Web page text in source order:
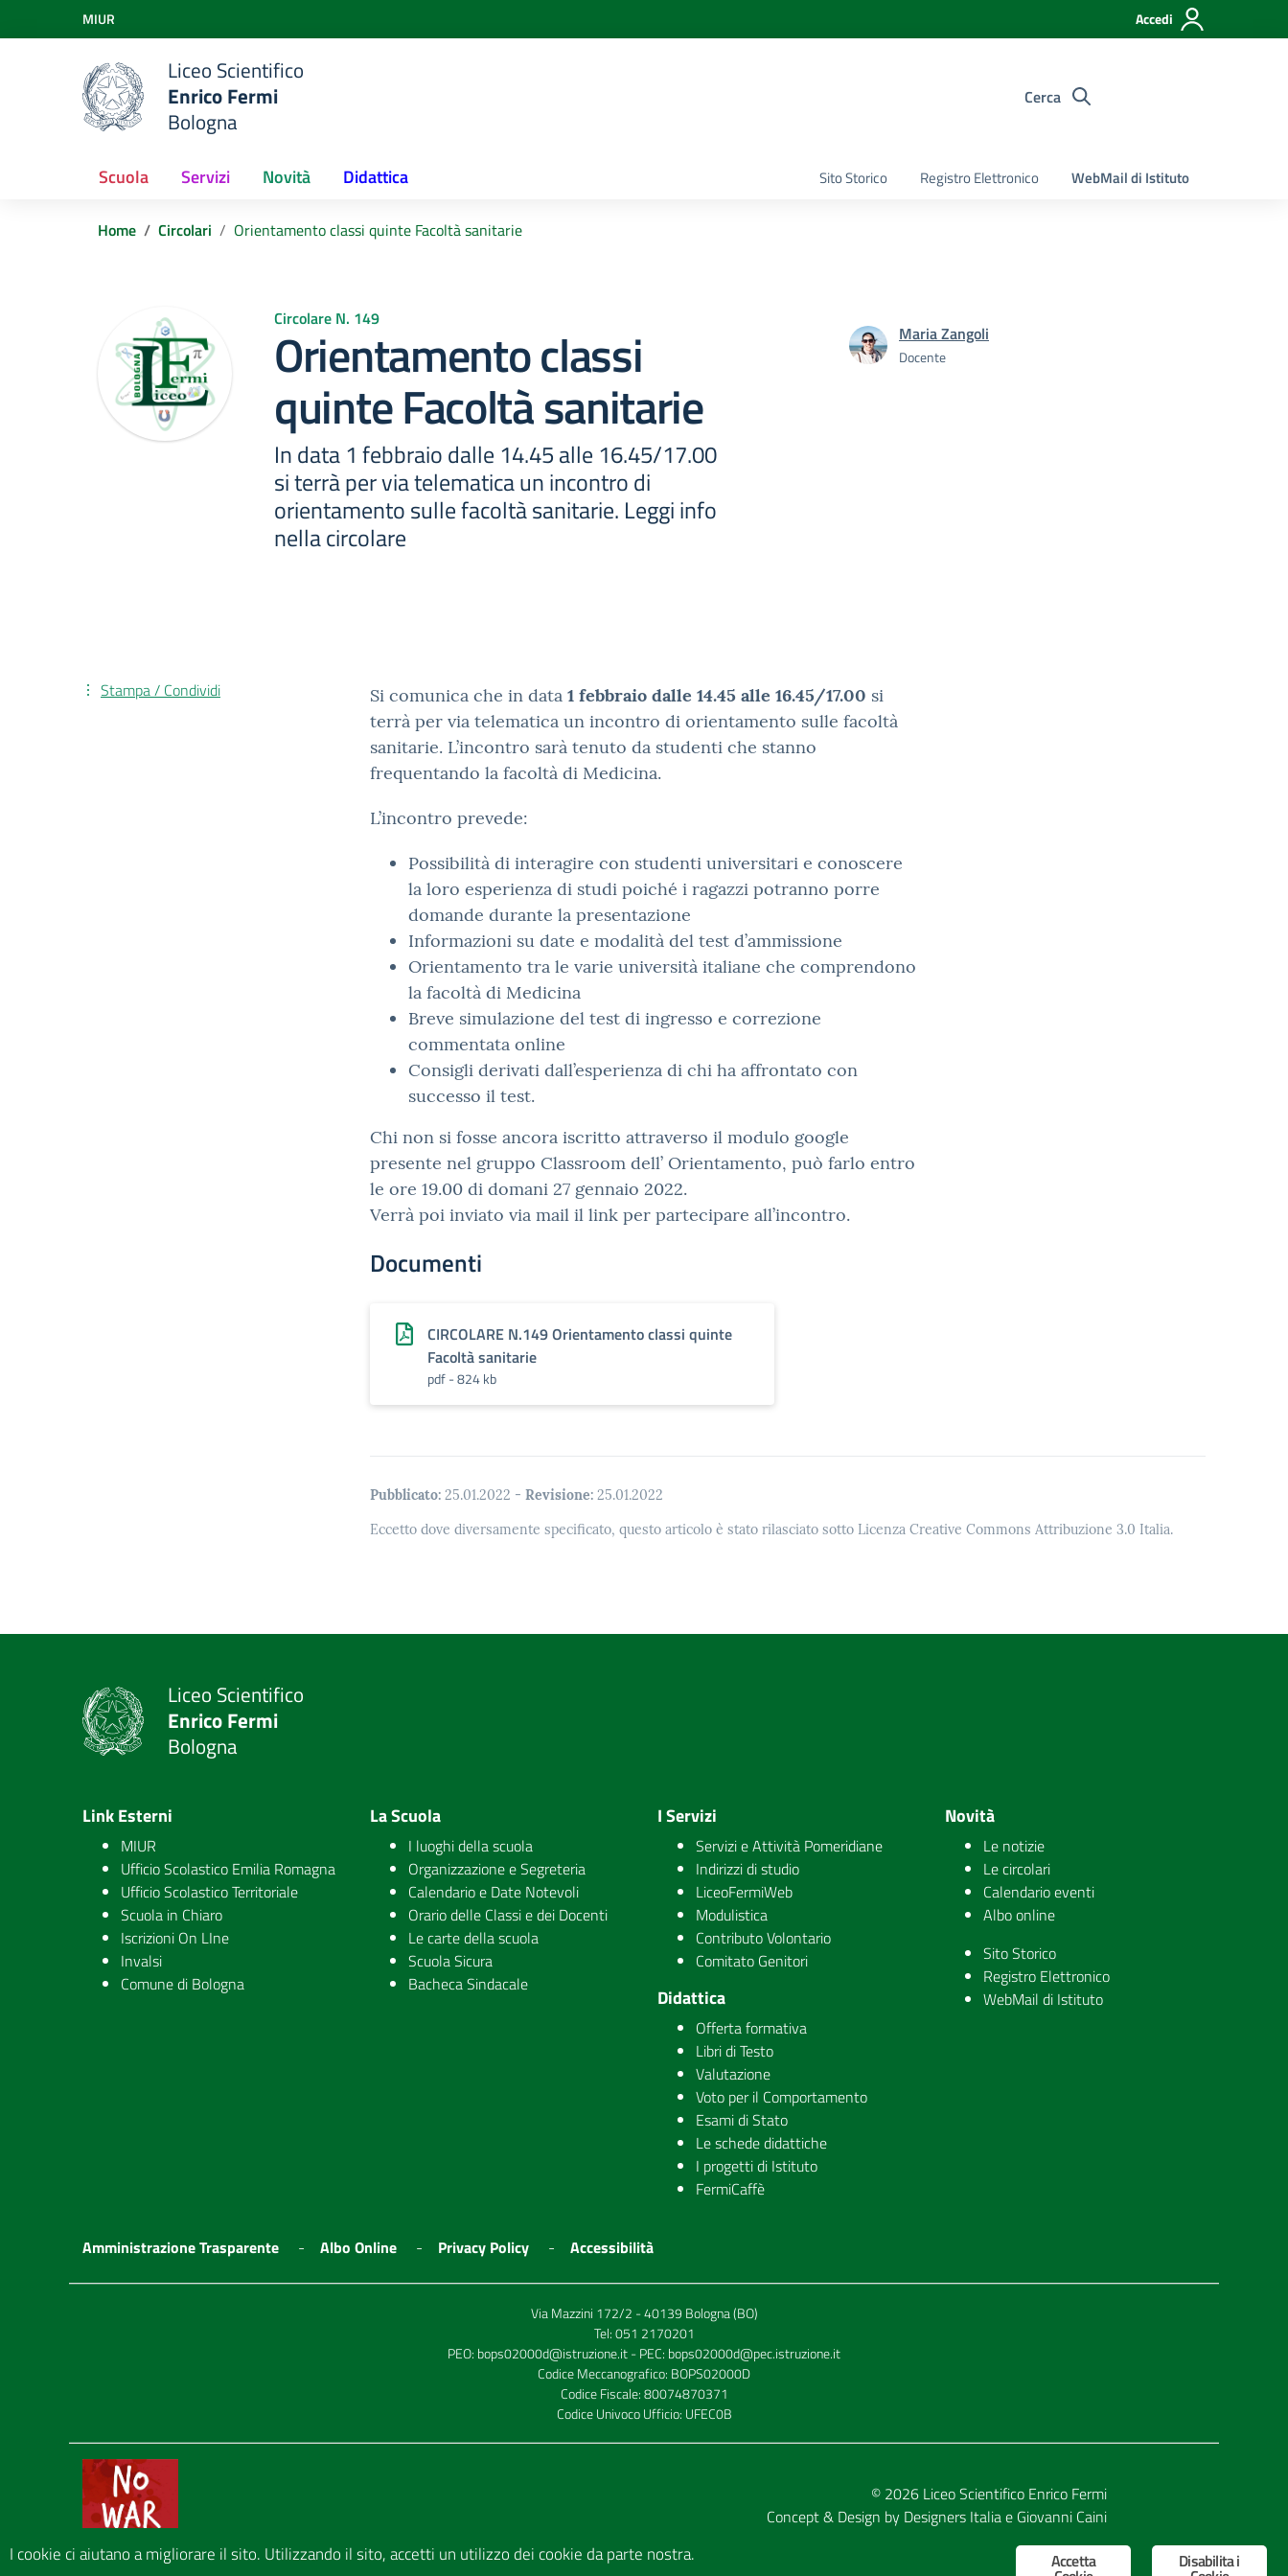
Vai ai contenuti
Vai al menu di navigazione
Vai al footer
MIUR Accedi
Liceo Scientifico
Enrico Fermi
Bologna
Cerca
Sito Storico Registro Elettronico WebMail di Istituto
Scuola Servizi Novità Didattica
Home Circolari Orientamento classi quinte Facoltà sanitarie
Circolare N. 149
Orientamento classi
quinte Facoltà sanitarie
In data 1 febbraio dalle 14.45 alle 16.45/17.00
si terrà per via telematica un incontro di
orientamento sulle facoltà sanitarie. Leggi info
nella circolare
Maria Zangoli
Docente
Si comunica che in data 1 febbraio dalle 14.45 alle 16.45/17.00 si
terrà per via telematica un incontro di orientamento sulle facoltà
sanitarie. L’incontro sarà tenuto da studenti che stanno
frequentando la facoltà di Medicina.
L’incontro prevede:
Possibilità di interagire con studenti universitari e conoscere
la loro esperienza di studi poiché i ragazzi potranno porre
domande durante la presentazione
Informazioni su date e modalità del test d’ammissione
Orientamento tra le varie università italiane che comprendono
la facoltà di Medicina
Breve simulazione del test di ingresso e correzione
commentata online
Consigli derivati dall’esperienza di chi ha affrontato con
successo il test.
Chi non si fosse ancora iscritto attraverso il modulo google
presente nel gruppo Classroom dell’ Orientamento, può farlo entro
le ore 19.00 di domani 27 gennaio 2022.
Verrà poi inviato via mail il link per partecipare all’incontro.
Documenti
CIRCOLARE N.149 Orientamento classi quinte
Facoltà sanitarie
pdf - 824 kb
Pubblicato: 25.01.2022 - Revisione: 25.01.2022
Eccetto dove diversamente specificato, questo articolo è stato rilasciato sotto Licenza Creative Commons Attribuzione 3.0 Italia.
Stampa / Condividi
Liceo Scientifico
Enrico Fermi
Bologna
Link Esterni
MIUR
Ufficio Scolastico Emilia Romagna
Ufficio Scolastico Territoriale
Scuola in Chiaro
Iscrizioni On LIne
Invalsi
Comune di Bologna
La Scuola
I luoghi della scuola
Organizzazione e Segreteria
Calendario e Date Notevoli
Orario delle Classi e dei Docenti
Le carte della scuola
Scuola Sicura
Bacheca Sindacale
I Servizi
Servizi e Attività Pomeridiane
Indirizzi di studio
LiceoFermiWeb
Modulistica
Contributo Volontario
Comitato Genitori
Didattica
Offerta formativa
Libri di Testo
Valutazione
Voto per il Comportamento
Esami di Stato
Le schede didattiche
I progetti di Istituto
FermiCaffè
Novità
Le notizie
Le circolari
Calendario eventi
Albo online
Sito Storico
Registro Elettronico
WebMail di Istituto
Amministrazione Trasparente Albo Online Privacy Policy Accessibilità
Via Mazzini 172/2 - 40139 Bologna (BO)
Tel:051 2170201
PEO: bops02000d@istruzione.it- PEC: bops02000d@pec.istruzione.it
Codice Meccanografico: BOPS02000D
Codice Fiscale: 80074870371
Codice Univoco Ufficio: UFEC0B
© 2026 Liceo Scientifico Enrico Fermi
Concept & Design by Designers Italiae Giovanni Caini
Disabilita i
Accetta
I cookie ci aiutano a migliorare il sito. Utilizzando il sito, accetti un utilizzo dei cookie da parte nostra.